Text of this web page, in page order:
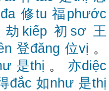
修tu 福phước
劫kiếp 初sơ 王
登đăng 位vị 。
是thị 。 亦diệc
đắc 如như 是thị